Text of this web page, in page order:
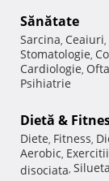
Sănătate
Sarcina, Ceaiuri,
Stomatologie,
Cardiologie,
Psihiatrie
Dietă &
Diete, Fitness,
Aerobic,
disociata, Silueta